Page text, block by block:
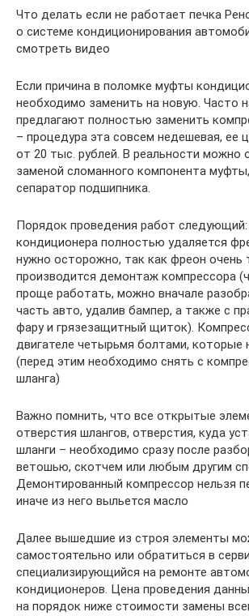
Что делать если не работает печка
о системе кондиционирования
смотреть видео
Если причина в поломке муфты
необходимо заменить на новую. Часто
предлагают полностью заменить
– процедура эта совсем недешевая, ее
от 20 тыс. рублей. В реальности можно
заменой сломанного компонента
сепаратор подшипника.
Порядок проведения работ следующий:
кондиционера полностью удаляется
нужно осторожно, так как фреон очень
производится демонтаж компрессора
проще работать, можно вначале
часть авто, удалив бампер, а также с
фару и грязезащитный щиток).
двигателе четырьмя болтами, которые
(перед этим необходимо снять с
шланга)
Важно помнить, что все открытые
отверстия шлангов, отверстия, куда
шланги – необходимо сразу после
ветошью, скотчем или любым другим
Демонтированный компрессор нельзя
иначе из него выльется масло
Далее вышедшие из строя элементы
самостоятельно или обратиться в
специализирующийся на ремонте
кондиционеров. Цена проведения
на порядок ниже стоимости замены